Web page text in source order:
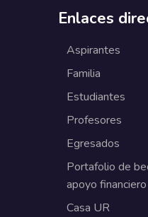
Enlaces
Aspirantes
Familia
Estudiantes
Profesores
Egresados
Portafolio de
apoyo financiero
Casa UR